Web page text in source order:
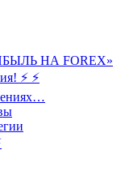
НА FOREX»
⚡ ⚡